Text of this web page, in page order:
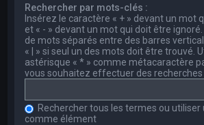
Rechercher par mots-clés :
Insérez le caractère « + » devant un mot
et « - » devant un mot qui doit être
de mots séparés entre des barres
« | » si seul un des mots doit être trouvé.
astérisque « * » comme métacaractère
vous souhaitez effectuer des recherches
Rechercher tous les termes ou utiliser
comme élément